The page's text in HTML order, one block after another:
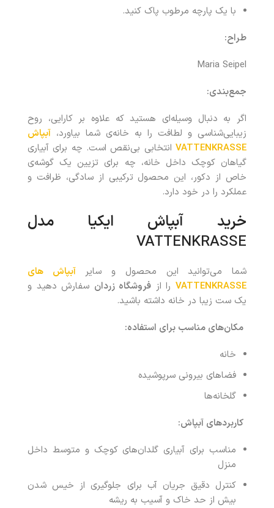
با یک پارچه مرطوب پاک کنید.
طراح:
Maria Seipel
جمع‌بندی:
اگر به دنبال وسیله‌ای هستید که علاوه بر کارایی، روح
زیبایی‌شناسی و لطافت را به خانه‌ی شما بیاورد، آبپاش
VATTENKRASSE انتخابی بی‌نقص است. چه برای آبیاری
گیاهان کوچک داخل خانه، چه برای تزیین یک گوشه‌ی
خاص از دکور، این محصول ترکیبی از سادگی، ظرافت و
عملکرد را در خود دارد.
خرید آبپاش ایکیا مدل
VATTENKRASSE
شما می‌توانید این محصول و سایرآبپاش های
VATTENKRASSEرا از فروشگاه زردان سفارش دهید و
یک ست زیبا در خانه داشته باشید.
مکان‌های مناسب برای استفاده:
خانه
فضاهای بیرونی سرپوشیده
گلخانه‌ها
کاربردهای آبپاش:
مناسب برای آبیاری گلدان‌های کوچک و متوسط داخل
منزل
کنترل دقیق جریان آب برای جلوگیری از خیس شدن
بیش از حد خاک و آسیب به ریشه